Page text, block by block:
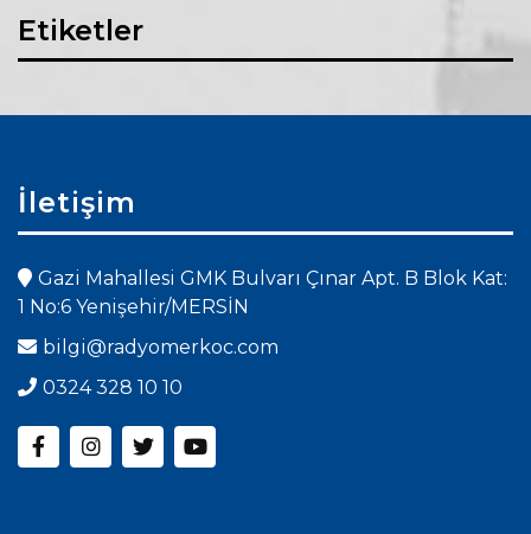
Etiketler
İletişim
Gazi Mahallesi GMK Bulvarı Çınar Apt. B Blok Kat:
1 No:6 Yenişehir/MERSİN
bilgi@radyomerkoc.com
0324 328 10 10